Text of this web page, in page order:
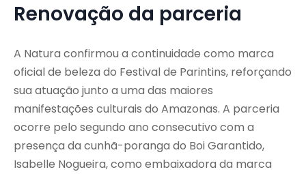
Renovação da parceria
A Natura confirmou a continuidade como marca
oficial de beleza do Festival de Parintins, reforçando
sua atuação junto a uma das maiores
manifestações culturais do Amazonas. A parceria
ocorre pelo segundo ano consecutivo com a
presença da cunhã-poranga do Boi Garantido,
Isabelle Nogueira, como embaixadora da marca